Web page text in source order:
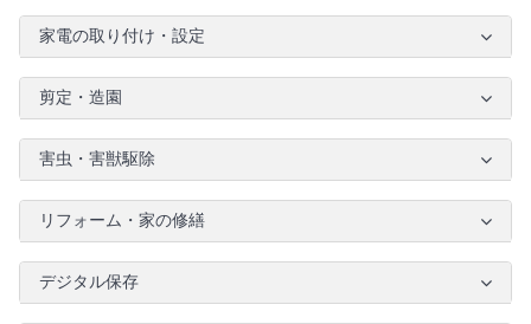
家電の取り付け・設定
剪定・造園
害虫・害獣駆除
リフォーム・家の修繕
デジタル保存